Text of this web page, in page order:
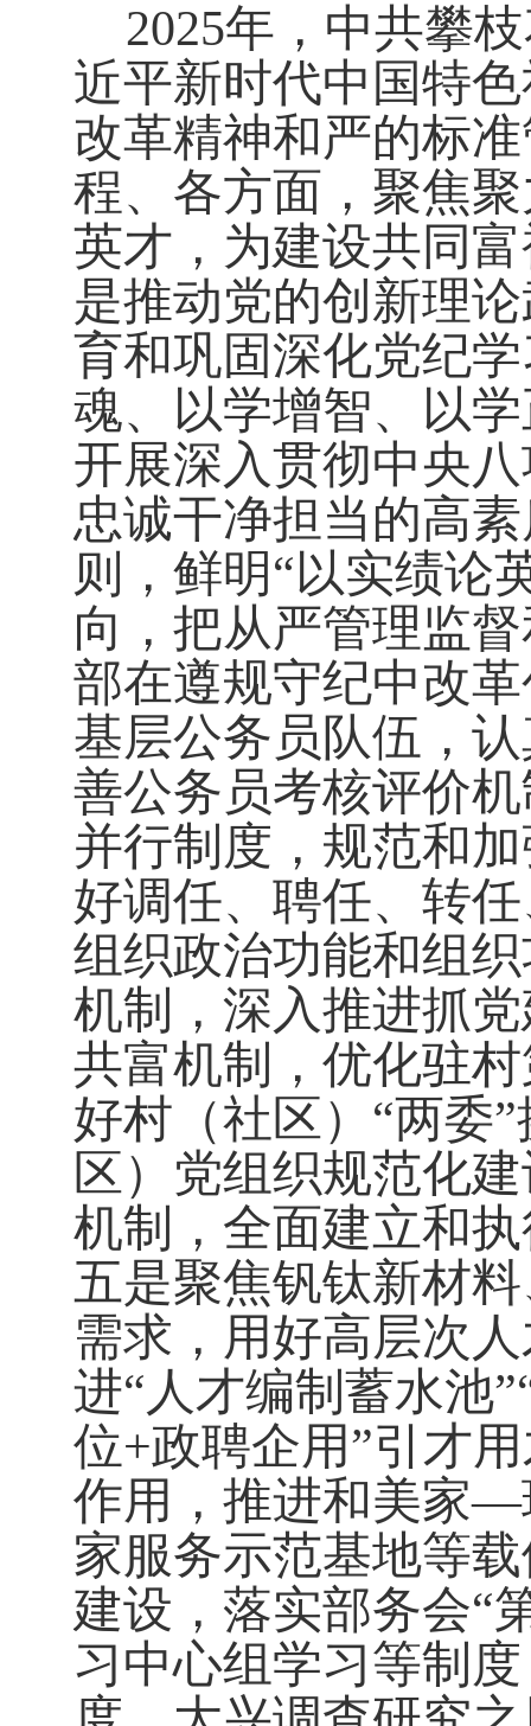
2025年 ，中共攀
近平新时代中国特
改革精神和严的标
程、各方面，聚焦
英才，为建设共同
是推动党的创新理
育和巩固深化党纪
魂、以学增智、以
开展深入贯彻中央
忠诚干净担当的高
则，鲜明“以实绩论
向，把从严管理监
部在遵规守纪中改
基层公务员队伍 ，
善公务员考核评价
并行制度，规范和
好调任、聘任、转
组织政治功能和组
机制， 深入推进抓
共富机制，优化驻
好村 （社区） “两委
区） 党组织规范化
机制，全面建立和
五是聚焦钒钛新材
需求，用好高层次
进“人才编制蓄水池
位+政聘企用”引才
作用，推进和美家—
家服务示范基地等
建设 ， 落实部务会“
习中心组学习等制